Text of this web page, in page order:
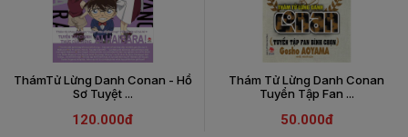
ThámTử Lừng Danh Conan - Hồ
Sơ Tuyệt ...
120.000đ
Thám Tử Lừng Danh Conan
Tuyển Tập Fan ...
50.000đ